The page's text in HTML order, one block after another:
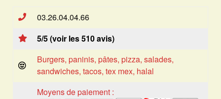
03.26.04.04.66
5/5 (voir les 510 avis)
Burgers, paninis, pâtes, pizza, salades,
sandwiches, tacos, tex mex, halal
Moyens de paiement :